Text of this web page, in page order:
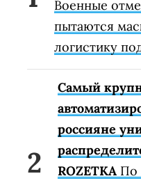
Военные
пытаются
логистику
Самый
россияне
ROZETKA По